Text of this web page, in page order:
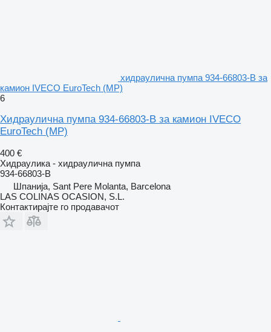
хидраулична пумпа 934-66803-B за
камион IVECO EuroTech (MP)
6
Хидраулична пумпа 934-66803-B за камион IVECO
EuroTech (MP)
400 €
Хидраулика - хидраулична пумпа
934-66803-B
Шпанија, Sant Pere Molanta, Barcelona
LAS COLINAS OCASION, S.L.
Контактирајте го продавачот